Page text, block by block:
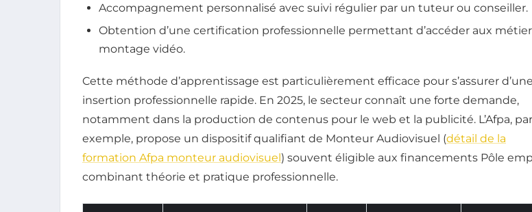
Accompagnement personnalisé avec suivi régulier par un tuteur ou conseiller.
Obtention d’une certification professionnelle permettant d’accéder aux
montage vidéo.
Cette méthode d’apprentissage est particulièrement efficace pour s’assurer d’une
insertion professionnelle rapide. En 2025, le secteur connaît une forte demande,
notamment dans la production de contenus pour le web et la publicité. L’Afpa, par
exemple, propose un dispositif qualifiant de Monteur Audiovisuel (détail de la
formation Afpa monteur audiovisuel) souvent éligible aux financements Pôle
combinant théorie et pratique professionnelle.